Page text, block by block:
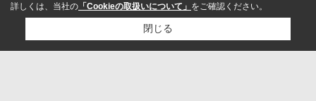
詳しくは、当社の 「Cookieの取扱いについて」 をご確認ください。
閉じる